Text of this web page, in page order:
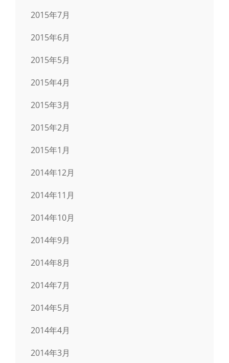
2015年7月
2015年6月
2015年5月
2015年4月
2015年3月
2015年2月
2015年1月
2014年12月
2014年11月
2014年10月
2014年9月
2014年8月
2014年7月
2014年5月
2014年4月
2014年3月